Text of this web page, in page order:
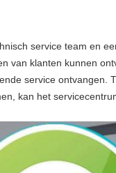
service team en
van klanten kunnen
service ontvangen.
kan het